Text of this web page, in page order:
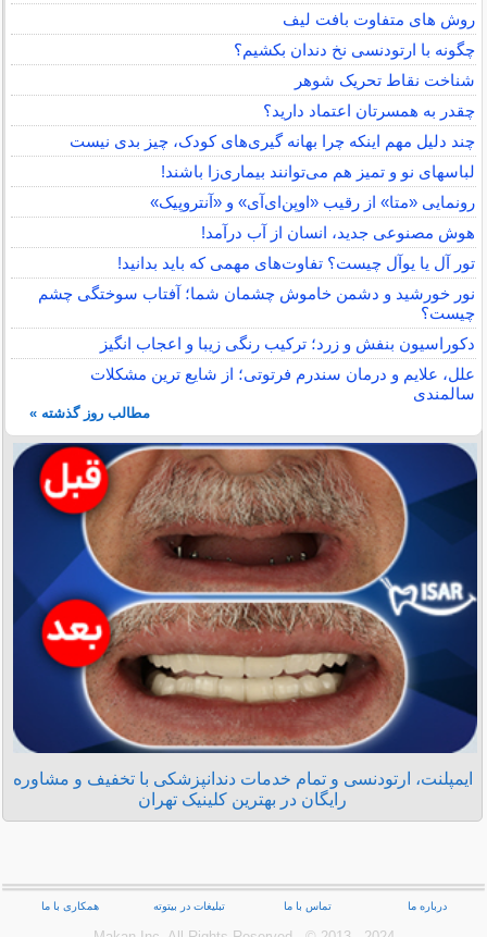
روش های متفاوت بافت لیف
چگونه با ارتودنسی نخ دندان بکشیم؟
شناخت نقاط تحریک شوهر
چقدر به همسرتان اعتماد دارید؟
چند دلیل مهم اینکه چرا بهانه گیری‌های کودک، چیز بدی نیست
لباس‎های نو و تمیز هم می‌توانند بیماری‌زا باشند!
رونمایی «متا» از رقیب «اوپن‌ای‌آی» و «آنتروپیک»
هوش مصنوعی جدید، انسان از آب درآمد!
تور آل یا یوآل چیست؟ تفاوت‌های مهمی که باید بدانید!
نور خورشید و دشمن خاموش چشمان شما؛ آفتاب سوختگی چشم
چیست؟
دکوراسیون بنفش و زرد؛ ترکیب رنگی زیبا و اعجاب انگیز
علل، علایم و درمان سندرم فرتوتی؛ از شایع ترین مشکلات
سالمندی
مطالب روز گذشته »
ایمپلنت، ارتودنسی و تمام خدمات دندانپزشکی با تخفیف و مشاوره
رایگان در بهترین کلینیک تهران
درباره ما تماس با ما تبلیغات در بیتوته همکاری با ما